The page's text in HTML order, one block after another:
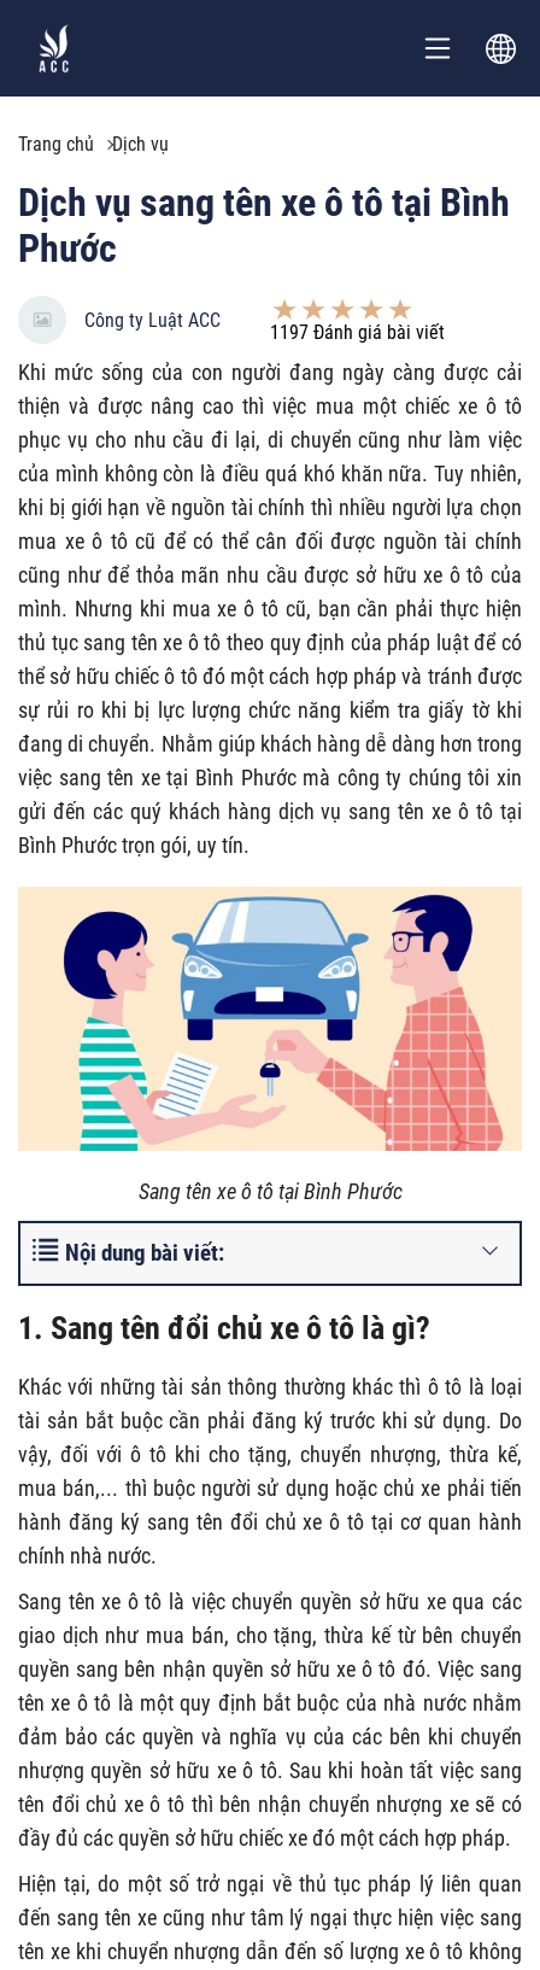
Trang chủ Dịch vụ
Dịch vụ sang tên xe ô tô tại Bình
Phước
Công ty Luật ACC
1197 Đánh giá bài viết
Khi mức sống của con người đang ngày càng được cải
thiện và được nâng cao thì việc mua một chiếc xe ô tô
phục vụ cho nhu cầu đi lại, di chuyển cũng như làm việc
của mình không còn là điều quá khó khăn nữa. Tuy nhiên,
khi bị giới hạn về nguồn tài chính thì nhiều người lựa chọn
mua xe ô tô cũ để có thể cân đối được nguồn tài chính
cũng như để thỏa mãn nhu cầu được sở hữu xe ô tô của
mình. Nhưng khi mua xe ô tô cũ, bạn cần phải thực hiện
thủ tục sang tên xe ô tô theo quy định của pháp luật để có
thể sở hữu chiếc ô tô đó một cách hợp pháp và tránh được
sự rủi ro khi bị lực lượng chức năng kiểm tra giấy tờ khi
đang di chuyển. Nhằm giúp khách hàng dễ dàng hơn trong
việc sang tên xe tại Bình Phước mà công ty chúng tôi xin
gửi đến các quý khách hàng dịch vụ sang tên xe ô tô tại
Bình Phước trọn gói, uy tín.
Sang tên xe ô tô tại Bình Phước
Nội dung bài viết:
1. Sang tên đổi chủ xe ô tô là gì?
Khác với những tài sản thông thường khác thì ô tô là loại
tài sản bắt buộc cần phải đăng ký trước khi sử dụng. Do
vậy, đối với ô tô khi cho tặng, chuyển nhượng, thừa kế,
mua bán,... thì buộc người sử dụng hoặc chủ xe phải tiến
hành đăng ký sang tên đổi chủ xe ô tô tại cơ quan hành
chính nhà nước.
Sang tên xe ô tô là việc chuyển quyền sở hữu xe qua các
giao dịch như mua bán, cho tặng, thừa kế từ bên chuyển
quyền sang bên nhận quyền sở hữu xe ô tô đó. Việc sang
tên xe ô tô là một quy định bắt buộc của nhà nước nhằm
đảm bảo các quyền và nghĩa vụ của các bên khi chuyển
nhượng quyền sở hữu xe ô tô. Sau khi hoàn tất việc sang
tên đổi chủ xe ô tô thì bên nhận chuyển nhượng xe sẽ có
đầy đủ các quyền sở hữu chiếc xe đó một cách hợp pháp.
Hiện tại, do một số trở ngại về thủ tục pháp lý liên quan
đến sang tên xe cũng như tâm lý ngại thực hiện việc sang
tên xe khi chuyển nhượng dẫn đến số lượng xe ô tô không